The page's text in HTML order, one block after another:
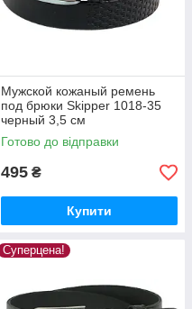
Мужской кожаный ремень
под брюки Skipper 1018-35
черный 3,5 см
Готово до відправки
495 ₴
Купити
Суперцена!